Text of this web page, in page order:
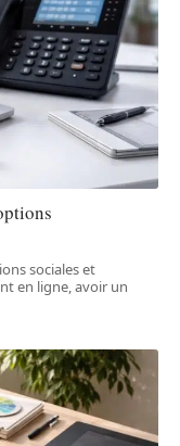
sociales et
en ligne, avoir un